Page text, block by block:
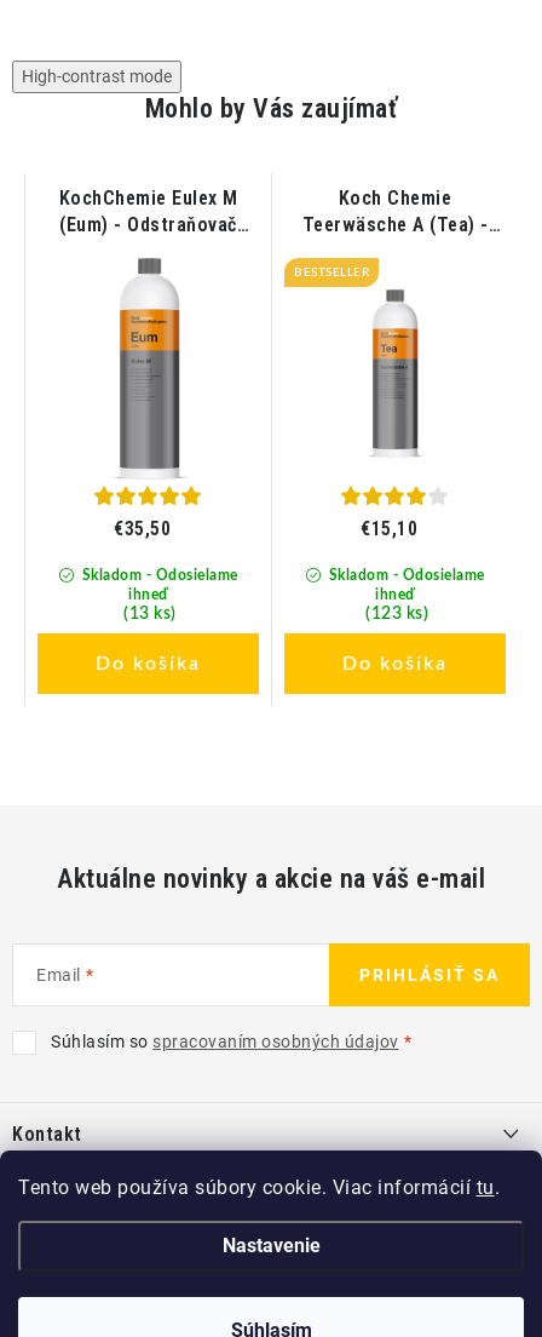
Tento web používa súbory cookie. Viac informácií tu.
Nastavenie
Súhlasím
High-contrast mode
Mohlo by Vás zaujímať
KochChemie Eulex M
(Eum) - Odstraňovač
laky 1L
Skladom - Odosielame
ihneď
(13 ks)
€35,50
Do košíka
Koch Chemie
Teerwäsche A (Tea) -
BESTSELLER
Skladom - Odosielame
ihneď
(123 ks)
€15,10
Do košíka
Aktuálne novinky a akcie na váš e-mail
Email
Súhlasím so spracovaním osobných údajov
PRIHLÁSIŤ SA
pKontakt
info@ kcshop.sk
+421 918 725 111
Kategórie
O nás
KCshop.sk. Všetky práva vyhradené.